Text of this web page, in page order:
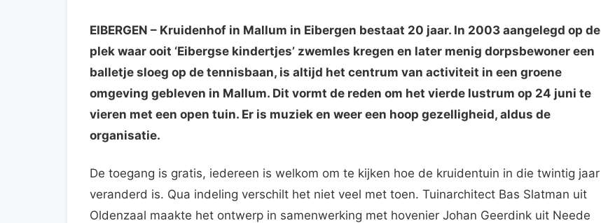
EIBERGEN – Kruidenhof in Mallum in Eibergen bestaat 20 jaar. In 2003 aangelegd op de
plek waar ooit ‘Eibergse kindertjes’ zwemles kregen en later menig dorpsbewoner een
balletje sloeg op de tennisbaan, is altijd het centrum van activiteit in een groene
omgeving gebleven in Mallum. Dit vormt de reden om het vierde lustrum op 24 juni te
vieren met een open tuin. Er is muziek en weer een hoop gezelligheid, aldus de
organisatie.
De toegang is gratis, iedereen is welkom om te kijken hoe de kruidentuin in die twintig jaar
veranderd is. Qua indeling verschilt het niet veel met toen. Tuinarchitect Bas Slatman uit
Oldenzaal maakte het ontwerp in samenwerking met hovenier Johan Geerdink uit Neede